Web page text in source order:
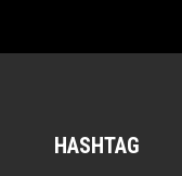
HASHTAG